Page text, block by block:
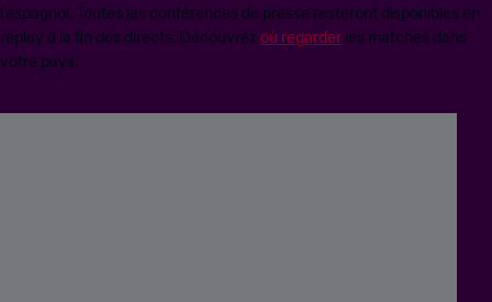
l’espagnol. Toutes les conférences de presse resteront disponibles en
replay à la fin des directs. Découvrez où regarder les matches dans
votre pays.